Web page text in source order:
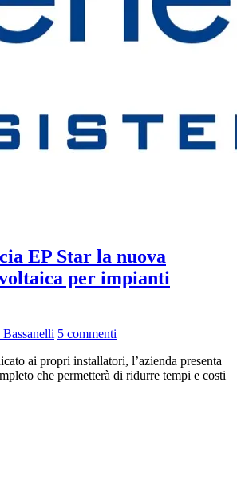
EP Star la nuova
per impianti
5 commenti
ai propri installatori, l’azienda presenta
che permetterà di ridurre tempi e costi